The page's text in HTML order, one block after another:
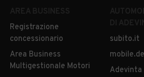
Registrazione
concessionario
Area Business
Multigestionale Motori
subito.it
mobile.de
Adevinta